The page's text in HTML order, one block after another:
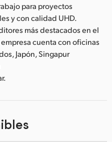
para proyectos
y con calidad UHD.
más destacados en el
cuenta con oficinas
Japón, Singapur